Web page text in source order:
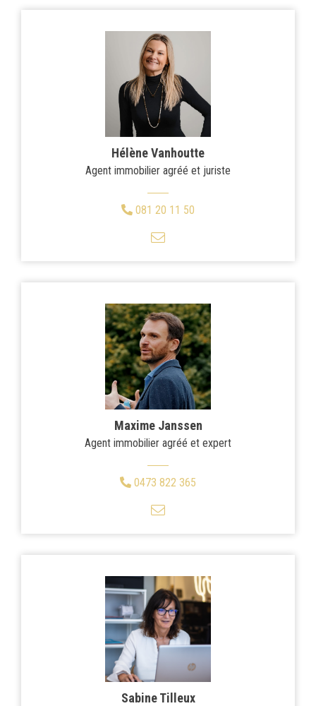
Hélène Vanhoutte
Agent immobilier agréé et juriste
081 20 11 50
Maxime Janssen
Agent immobilier agréé et expert
0473 822 365
Sabine Tilleux